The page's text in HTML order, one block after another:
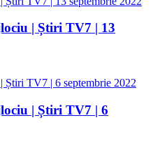
| Știri TV7 | 13
| Știri TV7 | 6